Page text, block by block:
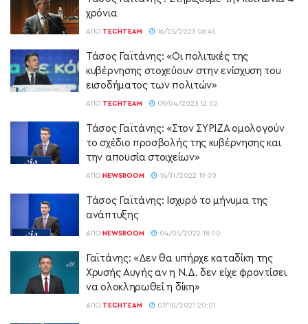
χρόνια
ΑΠΌ TECHTEAM 16/05/2023 06:45
Τάσος Γαϊτάνης: «Οι πολιτικές της
κυβέρνησης στοχεύουν στην ενίσχυση του
εισοδήματος των πολιτών»
ΑΠΌ TECHTEAM 09/04/2023 12:02
Τάσος Γαϊτάνης: «Στον ΣΥΡΙΖΑ ομολογούν
το σχέδιο προσβολής της κυβέρνησης και
την απουσία στοιχείων»
ΑΠΌ NEWSROOM 16/11/2022 19:00
Τάσος Γαϊτάνης: Ισχυρό το μήνυμα της
ανάπτυξης
ΑΠΌ NEWSROOM 04/05/2022 18:00
Γαϊτάνης: «Δεν θα υπήρχε καταδίκη της
Χρυσής Αυγής αν η Ν.Δ. δεν είχε φροντίσει
να ολοκληρωθεί η δίκη»
ΑΠΌ TECHTEAM 07/10/2021 20:01